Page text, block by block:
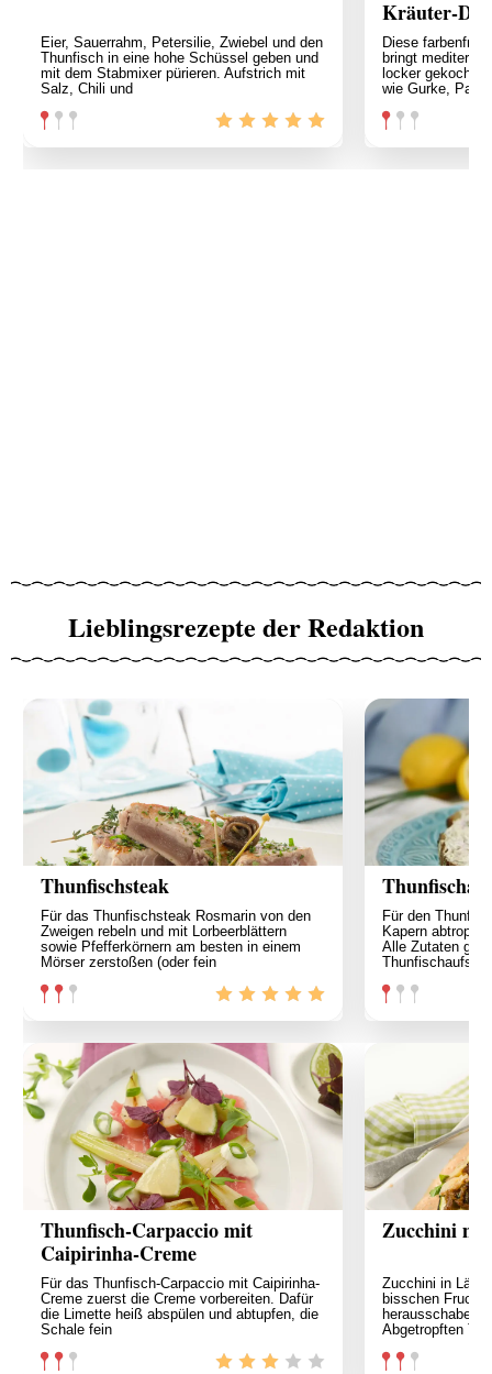
Eier, Sauerrahm, Petersilie, Zwiebel und den
Thunfisch in eine hohe Schüssel geben und
mit dem Stabmixer pürieren. Aufstrich mit
Salz, Chili und
Kräuter-
Diese
bringt
locker
wie Gurke,
Lieblingsrezepte der Redaktion
Thunfischsteak
Für das Thunfischsteak Rosmarin von den
Zweigen rebeln und mit Lorbeerblättern
sowie Pfefferkörnern am besten in einem
Mörser zerstoßen (oder fein
Für den
Kapern
Alle Zutaten gut
Thunfisch-Carpaccio mit
Caipirinha-Creme
Für das Thunfisch-Carpaccio mit Caipirinha-
Creme zuerst die Creme vorbereiten. Dafür
die Limette heiß abspülen und abtupfen, die
Schale fein
Zucchini
Zucchini in
bisschen
herausschaben.
Abgetropften